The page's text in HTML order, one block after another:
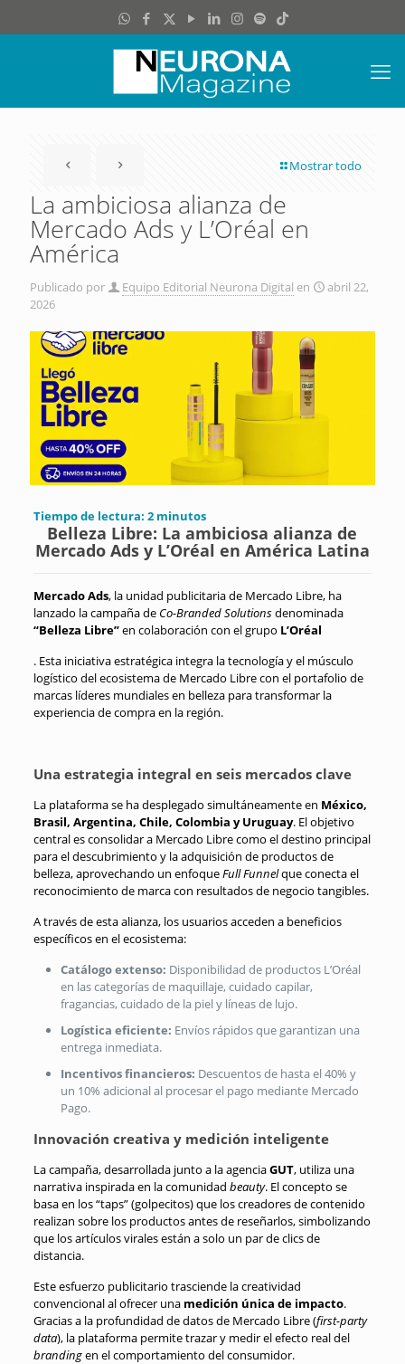
Mostrar todo
La ambiciosa alianza de
Mercado Ads y L’Oréal en
América
Publicado por Equipo Editorial Neurona Digital en
abril 22,
2026
Tiempo de lectura: 2 minutos
Belleza Libre: La ambiciosa alianza de
Mercado Ads y L’Oréal en América Latina
Mercado Ads, la unidad publicitaria de Mercado Libre, ha
lanzado la campaña de Co-Branded Solutionsdenominada
“Belleza Libre”en colaboración con el grupo L’Oréal
. Esta iniciativa estratégica integra la tecnología y el músculo
logístico del ecosistema de Mercado Libre con el portafolio de
marcas líderes mundiales en belleza para transformar la
experiencia de compra en la región.
Una estrategia integral en seis mercados clave
La plataforma se ha desplegado simultáneamente en México,
Brasil, Argentina, Chile, Colombia y Uruguay. El objetivo
central es consolidar a Mercado Libre como el destino principal
para el descubrimiento y la adquisición de productos de
belleza, aprovechando un enfoqueFull Funnelque conecta el
reconocimiento de marca con resultados de negocio tangibles.
A través de esta alianza, los usuarios acceden a beneficios
específicos en el ecosistema:
Catálogo extenso: Disponibilidad de productos L’Oréal
en las categorías de maquillaje, cuidado capilar,
fragancias, cuidado de la piel y líneas de lujo.
Logística eficiente: Envíos rápidos que garantizan una
entrega inmediata.
Incentivos financieros: Descuentos de hasta el 40% y
un 10% adicional al procesar el pago mediante Mercado
Pago.
Innovación creativa y medición inteligente
La campaña, desarrollada junto a la agenciaGUT, utiliza una
narrativa inspirada en la comunidad beauty. El concepto se
basa en los “taps” (golpecitos) que los creadores de contenido
realizan sobre los productos antes de reseñarlos, simbolizando
que los artículos virales están a solo un par de clics de
distancia.
Este esfuerzo publicitario trasciende la creatividad
convencional al ofrecer una medición única de impacto.
Gracias a la profundidad de datos de Mercado Libre (first-party
data), la plataforma permite trazar y medir el efecto real del
brandingen el comportamiento del consumidor.